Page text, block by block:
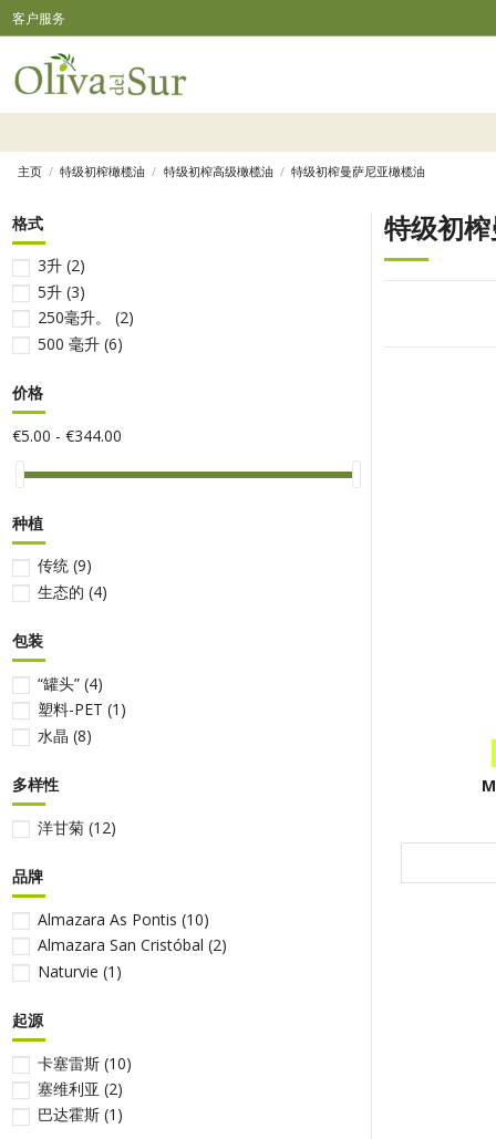
客户服务
主页 特级初榨橄榄油 特级初榨高级橄榄油 特级初榨曼萨尼亚橄榄油
特级初
格式
3升 (2)
5升 (3)
250毫升。 (2)
500 毫升 (6)
价格
€5.00 - €344.00
种植
传统 (9)
生态的 (4)
包装
“罐头” (4)
塑料-PET (1)
水晶 (8)
多样性
洋甘菊 (12)
品牌
Almazara As Pontis (10)
Almazara San Cristóbal (2)
Naturvie (1)
起源
卡塞雷斯 (10)
塞维利亚 (2)
巴达霍斯 (1)